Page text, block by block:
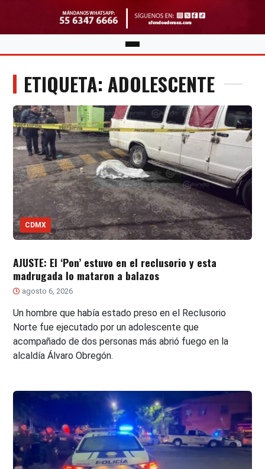
ETIQUETA: ADOLESCENTE
CDMX
AJUSTE: El ‘Pon’ estuvo en el reclusorio y esta
madrugada lo mataron a balazos
agosto 6, 2026
Un hombre que había estado preso en el Reclusorio
Norte fue ejecutado por un adolescente que
acompañado de dos personas más abrió fuego en la
alcaldía Álvaro Obregón.